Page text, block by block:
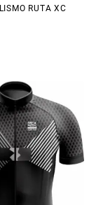
RUTA XC